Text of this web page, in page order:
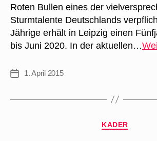
Roten Bullen eines der
Sturmtalente Deutschlands
Jährige erhält in Leipzig einen
bis Juni 2020. In der aktuellen…
Veröffentlichungsdatum
1. April 2015
Kategorien
KADER